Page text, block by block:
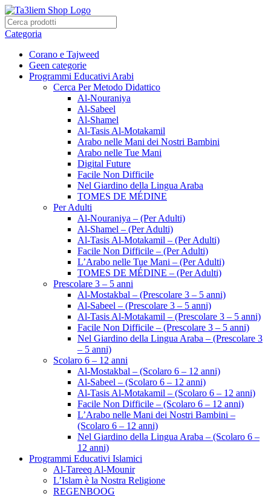
Categoria
Corano e Tajweed
Geen categorie
Programmi Educativi Arabi
Cerca Per Metodo Didattico
Al-Nouraniya
Al-Sabeel
Al-Shamel
Al-Tasis Al-Motakamil
Arabo nelle Mani dei Nostri Bambini
Arabo nelle Tue Mani
Digital Future
Facile Non Difficile
Nel Giardino della Lingua Araba
TOMES DE MÉDINE
Per Adulti
Al-Nouraniya – (Per Adulti)
Al-Shamel – (Per Adulti)
Al-Tasis Al-Motakamil – (Per Adulti)
Facile Non Difficile – (Per Adulti)
L’Arabo nelle Tue Mani – (Per Adulti)
TOMES DE MÉDINE – (Per Adulti)
Prescolare 3 – 5 anni
Al-Mostakbal – (Prescolare 3 – 5 anni)
Al-Sabeel – (Prescolare 3 – 5 anni)
Al-Tasis Al-Motakamil – (Prescolare 3 – 5 anni)
Facile Non Difficile – (Prescolare 3 – 5 anni)
Nel Giardino della Lingua Araba – (Prescolare 3
– 5 anni)
Scolaro 6 – 12 anni
Al-Mostakbal – (Scolaro 6 – 12 anni)
Al-Sabeel – (Scolaro 6 – 12 anni)
Al-Tasis Al-Motakamil – (Scolaro 6 – 12 anni)
Facile Non Difficile – (Scolaro 6 – 12 anni)
L’Arabo nelle Mani dei Nostri Bambini –
(Scolaro 6 – 12 anni)
Nel Giardino della Lingua Araba – (Scolaro 6 –
12 anni)
Programmi Educativi Islamici
Al-Tareeq Al-Mounir
L’Islam è la Nostra Religione
REGENBOOG